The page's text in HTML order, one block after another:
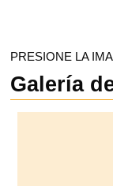
PRESIONE LA
Galería